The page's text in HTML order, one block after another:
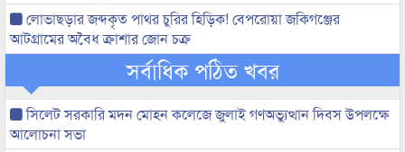
লোভাছড়ার জব্দকৃত পাথর চুরির হিড়িক! বেপরোয়া জকিগঞ্জের
আটগ্রামের অবৈধ ক্রাশার জোন চক্র
সর্বাধিক পঠিত খবর
সিলেট সরকারি মদন মোহন কলেজে জুলাই গণঅভ্যুত্থান দিবস উপলক্ষে
আলোচনা সভা